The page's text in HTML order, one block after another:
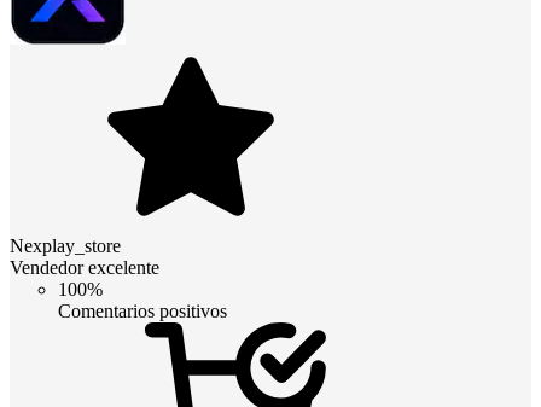
Nexplay_store
Vendedor excelente
100%
Comentarios positivos